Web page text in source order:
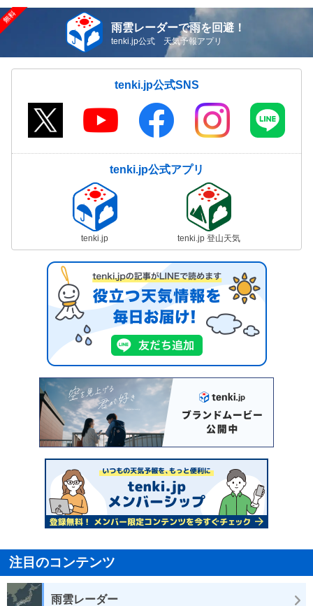
雨雲レーダーで雨を回避！
tenki.jp公式 天気予報アプリ
tenki.jp公式SNS
tenki.jp公式アプリ
tenki.jp tenki.jp 登山天気
注目のコンテンツ
雨雲レーダー